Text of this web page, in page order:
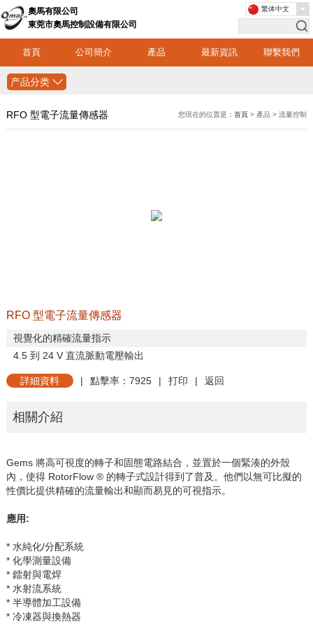
奧馬有限公司
東莞市奧馬控制設備有限公司
首頁 公司簡介 產品 最新資訊 聯繫我們
繁体中文
产品分类
RFO 型電子流量傳感器 您現在的位置是：首頁 > 產品 > 流量控制
RFO 型電子流量傳感器
視覺化的精確流量指示
4.5 到 24 V 直流脈動電壓輸出
詳細資料 | 點擊率：7925 | 打印 | 返回
相關介紹
Gems 將高可視度的轉子和固態電路結合，並置於一個緊湊的外殼
內，使得 RotorFlow ® 的轉子式設計得到了普及。他們以無可比擬的
性價比提供精確的流量輸出和顯而易見的可視指示。
應用:
* 水純化/分配系統
* 化學測量設備
* 鐳射與電焊
* 水射流系統
* 半導體加工設備
* 冷凍器與換熱器